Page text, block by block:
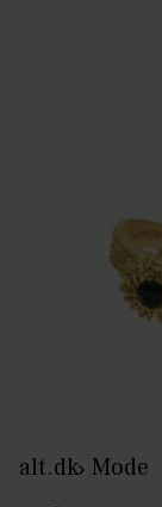
alt.dk Mode